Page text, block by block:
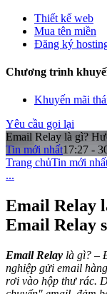
Thiết kế web
Mua tên miền
Đăng ký
Chương trình
Khuyến mãi
Yêu cầu gọi lại
Email Relay là gì?
Tin mới nhất17:27 -
Trang chủTin mới
...
Email Relay
Email Relay
Email Relay là gì? –
nghiệp gửi email
rơi vào hộp thư rác.